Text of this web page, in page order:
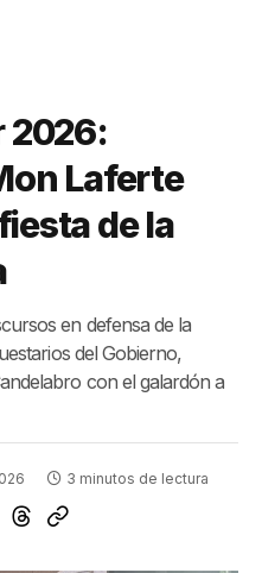
2026:
Laferte
de la
en defensa de la
del Gobierno,
con el galardón a
3 minutos de lectura